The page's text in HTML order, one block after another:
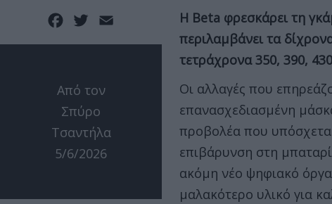
Facebook
Twitter
Από τον
Σπύρο
Τσαντήλα
5/6/2026
Η Beta φρεσκάρει τη
περιλαμβάνει τα
τετράχρονα 350, 390,
Οι αλλαγές που
επανασχεδιασμένη
προβολέα που
επιβάρυνση στη
ακόμη νέο ψηφιακό
μαλακότερο υλικό για